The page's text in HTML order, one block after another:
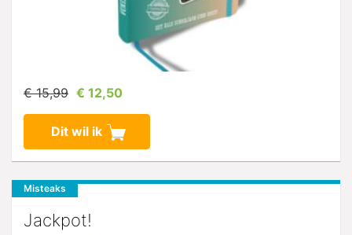
€ 15,99 € 12,50
Dit wil ik
Misteaks
Jackpot!